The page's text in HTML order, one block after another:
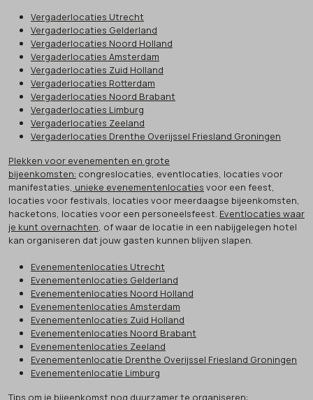
Vergaderlocaties Utrecht
Vergaderlocaties Gelderland
Vergaderlocaties Noord Holland
Vergaderlocaties Amsterdam
Vergaderlocaties Zuid Holland
Vergaderlocaties Rotterdam
Vergaderlocaties Noord Brabant
Vergaderlocaties Limburg
Vergaderlocaties Zeeland
Vergaderlocaties Drenthe Overijssel Friesland Groningen
Plekken voor evenementen en grote
bijeenkomsten: congreslocaties, eventlocaties, locaties voor
manifestaties, unieke evenementenlocaties voor een feest,
locaties voor festivals, locaties voor meerdaagse bijeenkomsten,
hacketons, locaties voor een personeelsfeest. Eventlocaties waar
je kunt overnachten, of waar de locatie in een nabijgelegen hotel
kan organiseren dat jouw gasten kunnen blijven slapen.
Evenementenlocaties Utrecht
Evenementenlocaties Gelderland
Evenementenlocaties Noord Holland
Evenementenlocaties Amsterdam
Evenementenlocaties Zuid Holland
Evenementenlocaties Noord Brabant
Evenementenlocaties Zeeland
Evenementenlocatie Drenthe Overijssel Friesland Groningen
Evenementenlocatie Limburg
Tips om je bijeenkomst nog duurzamer te organiseren: